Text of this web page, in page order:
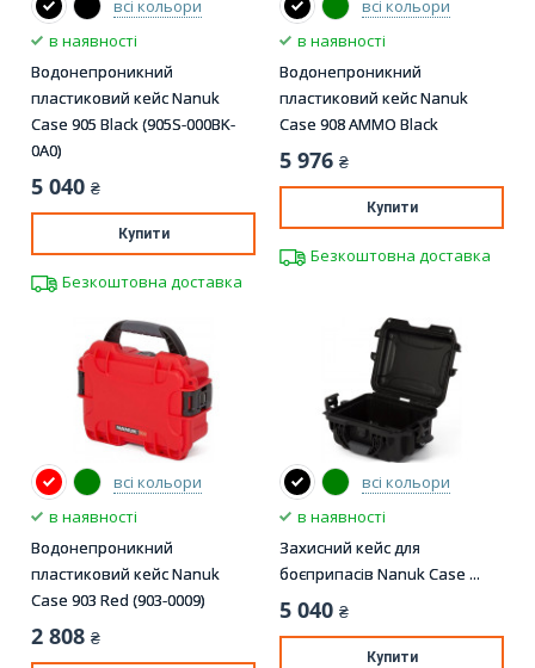
всі кольори
в наявності
Водонепроникний
пластиковий кейс Nanuk
Case 905 Black (905S-000BK-
0A0)
5 040 ₴
Купити
Безкоштовна доставка
всі кольори
в наявності
Водонепроникний
пластиковий кейс Nanuk
Case 908 AMMO Black
5 976 ₴
Купити
Безкоштовна доставка
всі кольори
в наявності
Водонепроникний
пластиковий кейс Nanuk
Case 903 Red (903-0009)
2 808 ₴
всі кольори
в наявності
Захисний кейс для
боєприпасів Nanuk Case ...
5 040 ₴
Купити